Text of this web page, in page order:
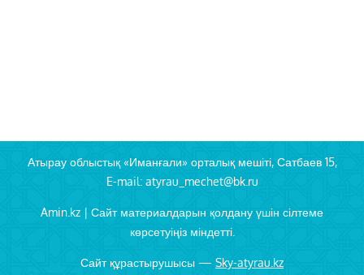
Атырау облыстық «Иманғали» орталық мешіті, Сатбаев 15,
E-mail: atyrau_mechet@bk.ru
Amin.kz | Сайт материалдарын қолдану үшін сілтеме
көрсетуіңіз міндетті.
Сайт құрастырушысы — Sky-atyrau.kz